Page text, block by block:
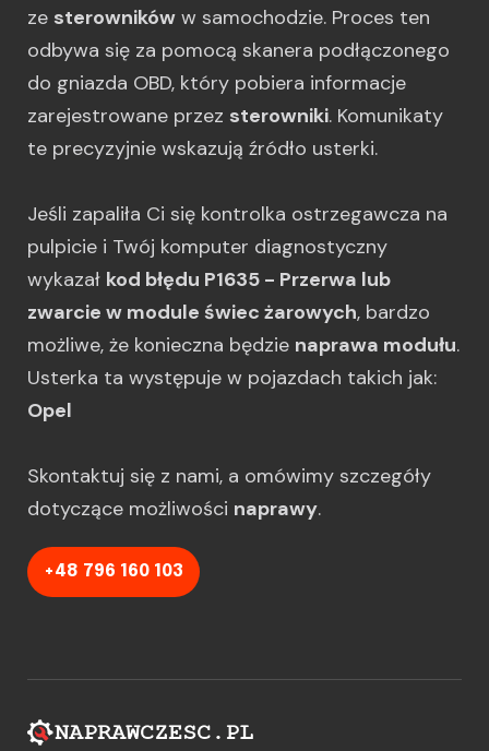
ze sterowników w samochodzie. Proces ten
odbywa się za pomocą skanera podłączonego
do gniazda OBD, który pobiera informacje
zarejestrowane przez sterowniki. Komunikaty
te precyzyjnie wskazują źródło usterki.
Jeśli zapaliła Ci się kontrolka ostrzegawcza na
pulpicie i Twój komputer diagnostyczny
wykazał kod błędu P1635 - Przerwa lub
zwarcie w module świec żarowych, bardzo
możliwe, że konieczna będzie naprawa modułu.
Usterka ta występuje w pojazdach takich jak:
Opel
Skontaktuj się z nami, a omówimy szczegóły
dotyczące możliwości naprawy.
+48 796 160 103